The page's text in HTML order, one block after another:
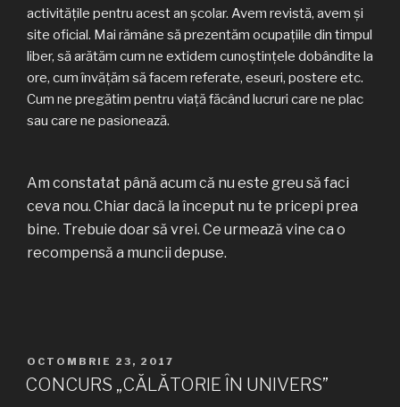
activitățile pentru acest an școlar. Avem revistă, avem și
site oficial. Mai rămâne să prezentăm ocupațiile din timpul
liber, să arătăm cum ne extidem cunoștințele dobândite la
ore, cum învățăm să facem referate, eseuri, postere etc.
Cum ne pregătim pentru viață făcând lucruri care ne plac
sau care ne pasionează.
Am constatat până acum că nu este greu să faci
ceva nou. Chiar dacă la început nu te pricepi prea
bine. Trebuie doar să vrei. Ce urmează vine ca o
recompensă a muncii depuse.
PUBLICAT
PE
OCTOMBRIE 23, 2017
CONCURS „CĂLĂTORIE ÎN UNIVERS”